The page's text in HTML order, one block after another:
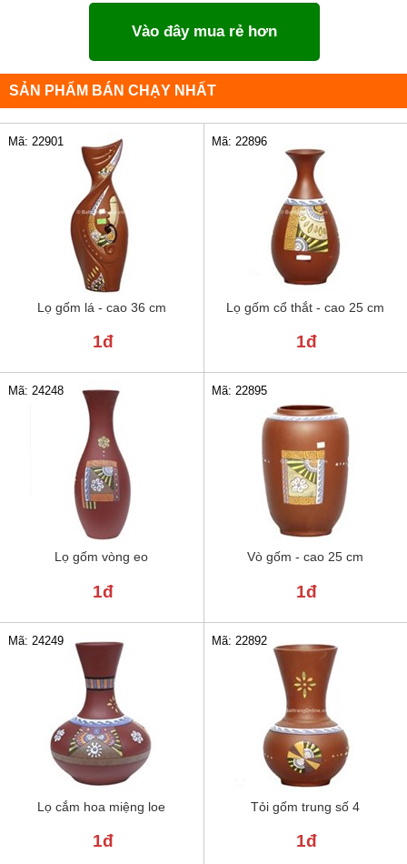
Vào đây mua rẻ hơn
SẢN PHẨM BÁN CHẠY NHẤT
Lọ gốm lá - cao 36 cm
Mã: 22901
1đ
Lọ gốm cổ thắt - cao 25 cm
Mã: 22896
1đ
Lọ gốm vòng eo
Mã: 24248
1đ
Vò gốm - cao 25 cm
Mã: 22895
1đ
Lọ cắm hoa miệng loe
Mã: 24249
1đ
Tỏi gốm trung số 4
Mã: 22892
1đ